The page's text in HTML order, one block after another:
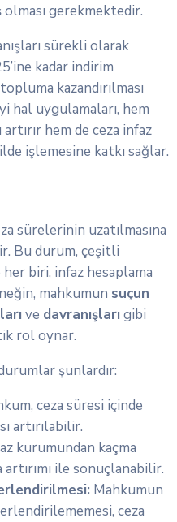
olması gerekmektedir.
sürekli olarak
kadar indirim
kazandırılması
hal uygulamaları, hem
hem de ceza infaz
işlemesine katkı sağlar.
sürelerinin uzatılmasına
Bu durum, çeşitli
biri, infaz hesaplama
mahkumun suçun
ve davranışları gibi
rol oynar.
şunlardır:
ceza süresi içinde
artırılabilir.
kurumundan kaçma
ile sonuçlanabilir.
Mahkumun
ceza